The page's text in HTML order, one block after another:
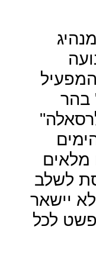
בהר
מלאים
לשלב
יישאר
לכל